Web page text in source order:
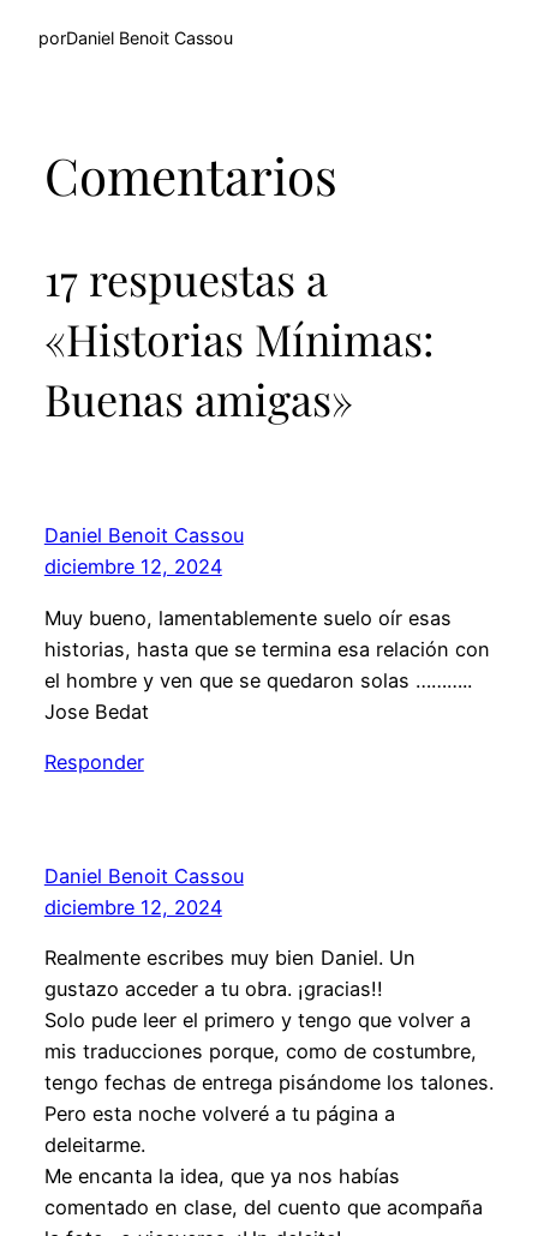
porDaniel Benoit Cassou
Comentarios
17 respuestas a
«Historias Mínimas:
Buenas amigas»
Daniel Benoit Cassou
diciembre 12, 2024
Muy bueno, lamentablemente suelo oír esas
historias, hasta que se termina esa relación con
el hombre y ven que se quedaron solas ………..
Jose Bedat
Responder
Daniel Benoit Cassou
diciembre 12, 2024
Realmente escribes muy bien Daniel. Un
gustazo acceder a tu obra. ¡gracias!!
Solo pude leer el primero y tengo que volver a
mis traducciones porque, como de costumbre,
tengo fechas de entrega pisándome los talones.
Pero esta noche volveré a tu página a
deleitarme.
Me encanta la idea, que ya nos habías
comentado en clase, del cuento que acompaña